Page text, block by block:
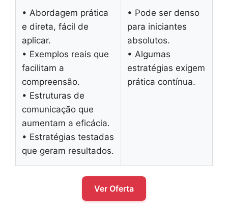
• Abordagem prática
e direta, fácil de
aplicar.
• Exemplos reais que
facilitam a
compreensão.
• Estruturas de
comunicação que
aumentam a eficácia.
• Estratégias testadas
que geram resultados.
• Pode ser denso
para iniciantes
absolutos.
• Algumas
estratégias exigem
prática contínua.
Ver Oferta